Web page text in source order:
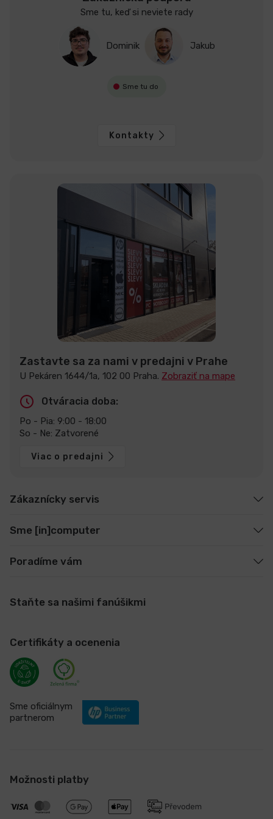
Sme tu, keď si neviete rady
Dominik Jakub
Sme tu do
Kontakty
Zastavte sa za nami v predajni v Prahe
U Pekáren 1644/1a, 102 00 Praha. Zobraziť na mape
Otváracia doba:
Po - Pia: 9:00 - 18:00
So - Ne: Zatvorené
Viac o predajni
Zákaznícky servis
Sme [in]computer
Poradíme vám
Staňte sa našimi fanúšikmi
Certifikáty a ocenenia
Sme oficiálnym
partnerom
Možnosti platby